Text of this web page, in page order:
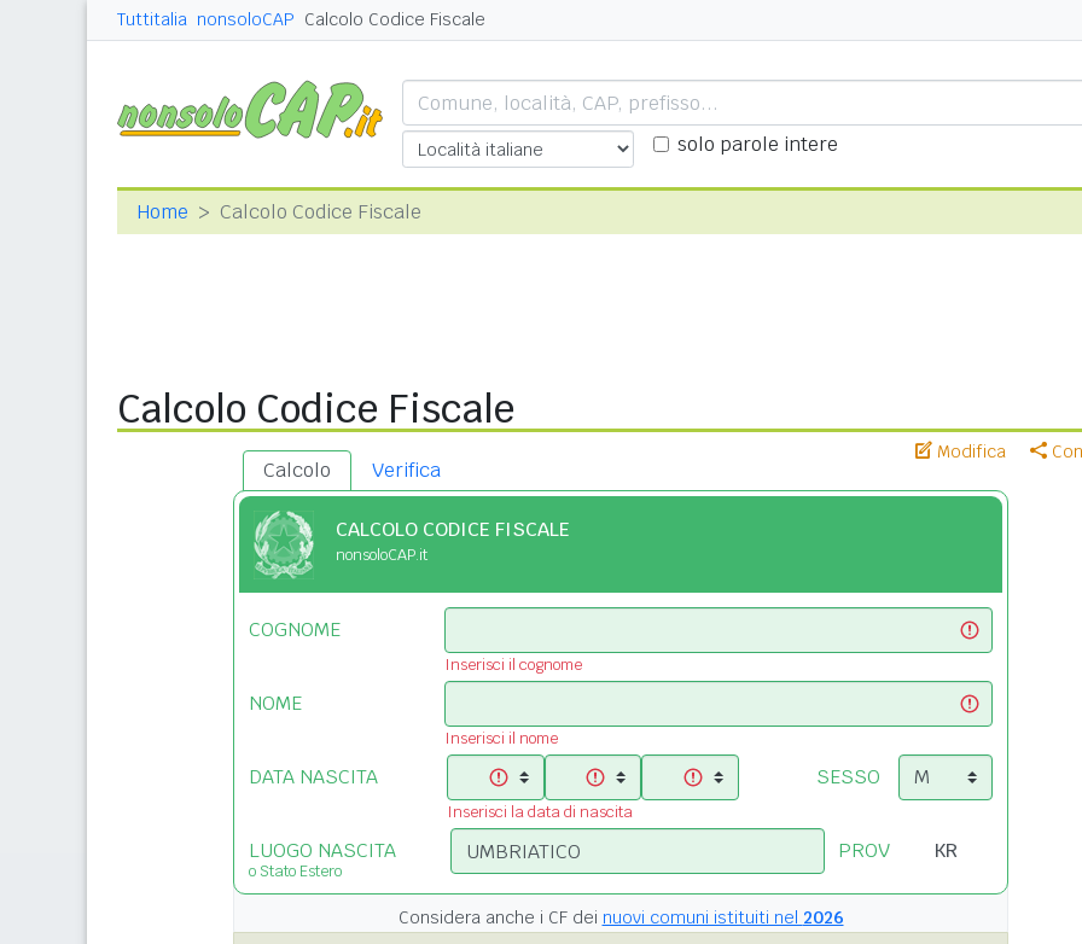
Tuttitalia nonsoloCAP Calcolo Codice Fiscale
solo parole intere
Home Calcolo Codice Fiscale
Calcolo Codice Fiscale
Modifica
Calcolo Verifica
CALCOLO CODICE FISCALE
nonsoloCAP.it
COGNOME
Inserisci il cognome
NOME
Inserisci il nome
DATA NASCITA
Inserisci la data di nascita
SESSO
LUOGO NASCITA
o Stato Estero
PROV
Considera anche i CF dei nuovi comuni istituiti nel 2026